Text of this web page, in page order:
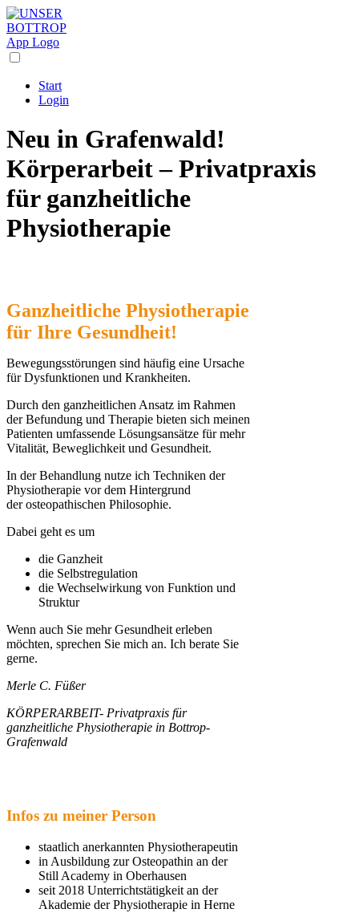
Start
Login
Neu in Grafenwald!
Körperarbeit – Privatpraxis
für ganzheitliche
Physiotherapie
Ganzheitliche Physiotherapie
für Ihre Gesundheit!
Bewegungsstörungen sind häufig eine Ursache
für Dysfunktionen und Krankheiten.
Durch den ganzheitlichen Ansatz im Rahmen
der Befundung und Therapie bieten sich meinen
Patienten umfassende Lösungsansätze für mehr
Vitalität, Beweglichkeit und Gesundheit.
In der Behandlung nutze ich Techniken der
Physiotherapie vor dem Hintergrund
der osteopathischen Philosophie.
Dabei geht es um
die Ganzheit
die Selbstregulation
die Wechselwirkung von Funktion und
Struktur
Wenn auch Sie mehr Gesundheit erleben
möchten, sprechen Sie mich an. Ich berate Sie
gerne.
Merle C. Füßer
KÖRPERARBEIT- Privatpraxis für
ganzheitliche Physiotherapie in Bottrop-
Grafenwald
Infos zu meiner Person
staatlich anerkannten Physiotherapeutin
in Ausbildung zur Osteopathin an der
Still Academy in Oberhausen
seit 2018 Unterrichtstätigkeit an der
Akademie der Physiotherapie in Herne